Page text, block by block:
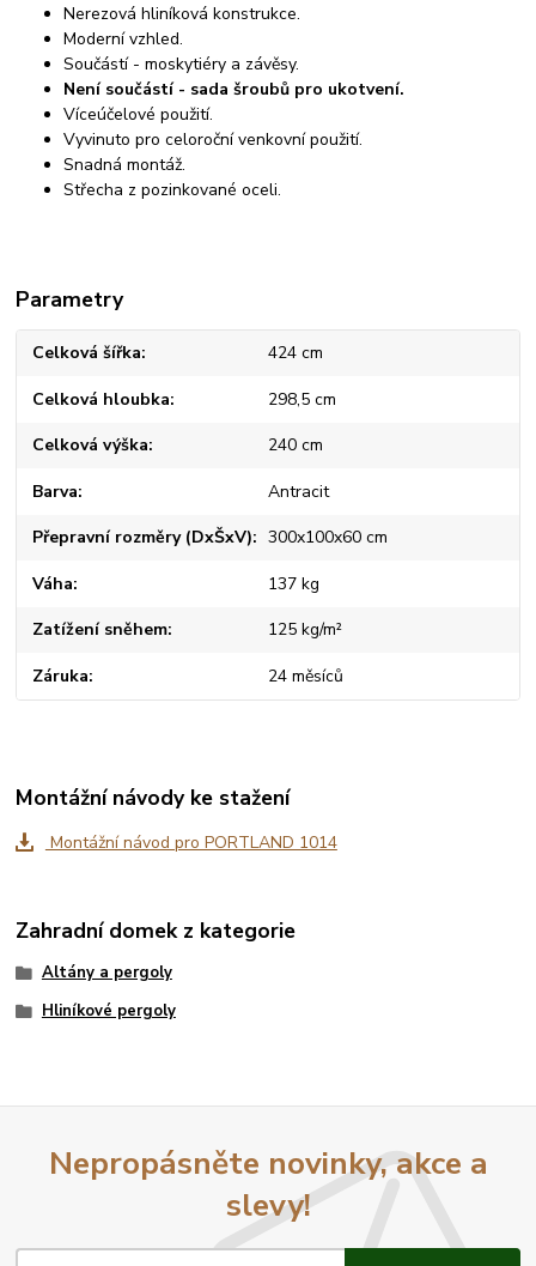
Nerezová hliníková konstrukce.
Moderní vzhled.
Součástí - moskytiéry a závěsy.
Není součástí - sada šroubů pro ukotvení.
Víceúčelové použití.
Vyvinuto pro celoroční venkovní použití.
Snadná montáž.
Střecha z pozinkované oceli.
Parametry
Celková šířka 424 cm
Celková hloubka 298,5 cm
Celková výška 240 cm
Barva Antracit
Přepravní rozměry (DxŠxV) 300x100x60 cm
Váha 137 kg
Zatížení sněhem 125 kg/m²
Záruka 24 měsíců
Montážní návody ke stažení
Montážní návod pro PORTLAND 1014
Zahradní domek z kategorie
Altány a pergoly
Hliníkové pergoly
Nepropásněte novinky, akce a
slevy!